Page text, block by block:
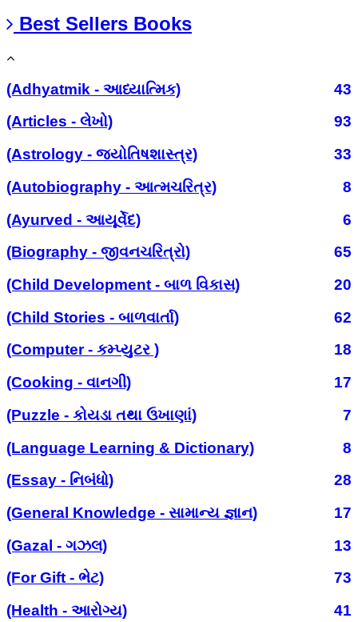
Best Sellers Books
(Adhyatmik - આધ્યાત્મિક)
43
(Articles - લેખો)
93
(Astrology - જ્યોતિષશાસ્ત્ર)
33
(Autobiography - આત્મચરિત્ર)
8
(Ayurved - આયૂર્વેદ)
6
(Biography - જીવનચરિત્રો)
65
(Child Development - બાળ વિકાસ)
20
(Child Stories - બાળવાર્તા)
62
(Computer - કમ્પ્યુટર )
18
(Cooking - વાનગી)
17
(Puzzle - કોયડા તથા ઉખાણાં)
7
(Language Learning & Dictionary)
8
(Essay - નિબંધો)
28
(General Knowledge - સામાન્ય જ્ઞાન)
17
(Gazal - ગઝલ)
13
(For Gift - ભેટ)
73
(Health - આરોગ્ય)
41